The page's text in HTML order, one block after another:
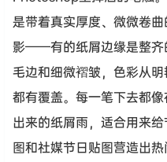
是带着真实厚度、微微卷
影——有的纸屑边缘是整齐
毛边和细微褶皱，色彩从
都有覆盖。每一笔下去都
出来的纸屑雨，适合用来
图和社媒节日贴图营造出热